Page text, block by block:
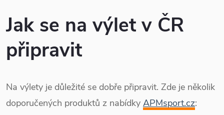
Jak se na výlet v ČR
připravit
Na výlety je důležité se dobře připravit. Zde je několik
doporučených produktů z nabídky APMsport.cz: